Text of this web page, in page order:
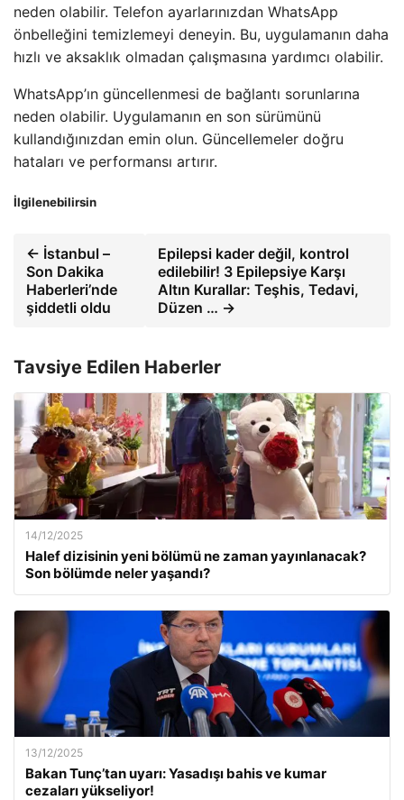
neden olabilir. Telefon ayarlarınızdan WhatsApp
önbelleğini temizlemeyi deneyin. Bu, uygulamanın daha
hızlı ve aksaklık olmadan çalışmasına yardımcı olabilir.
WhatsApp’ın güncellenmesi de bağlantı sorunlarına
neden olabilir. Uygulamanın en son sürümünü
kullandığınızdan emin olun. Güncellemeler doğru
hataları ve performansı artırır.
İlgilenebilirsin
← İstanbul –
Son Dakika
Haberleri’nde
şiddetli oldu
Epilepsi kader değil, kontrol
edilebilir! 3 Epilepsiye Karşı
Altın Kurallar: Teşhis, Tedavi,
Düzen … →
Tavsiye Edilen Haberler
14/12/2025
Halef dizisinin yeni bölümü ne zaman yayınlanacak?
Son bölümde neler yaşandı?
13/12/2025
Bakan Tunç’tan uyarı: Yasadışı bahis ve kumar
cezaları yükseliyor!